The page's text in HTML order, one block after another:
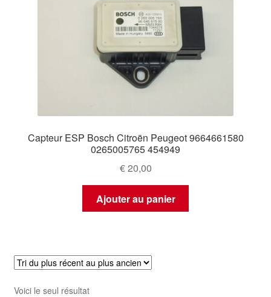
Capteur ESP Bosch Citroën Peugeot 9664661580
0265005765 454949
€20,00
Ajouter au panier
Voici le seul résultat